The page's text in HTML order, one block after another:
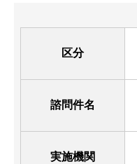
区分
諮問件名
実施機関